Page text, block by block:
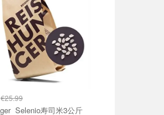
€25.99
Reishunger Selenio寿司米3公斤